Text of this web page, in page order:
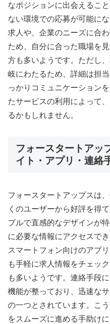
なポジションに出会えるこ
ない環境での応募が可能に
求人や、企業のニーズに合
ため、自分に合った職場を
方も多いようです。ただし
岐にわたるため、詳細は担
っかりコミュニケーション
たサービスの利用によって
るかもしれません。
フォースタートアッ
イト・アプリ・連絡
フォースタートアップスは
くのユーザーから好評を得
プルで直感的なデザインが
に必要な情報にアクセスで
スマートフォン向けのアプ
も手軽に求人情報をチェッ
も多いようです。連絡手段
機能が整っており、迅速な
の一つとされています。こ
をスムーズに進める手助け